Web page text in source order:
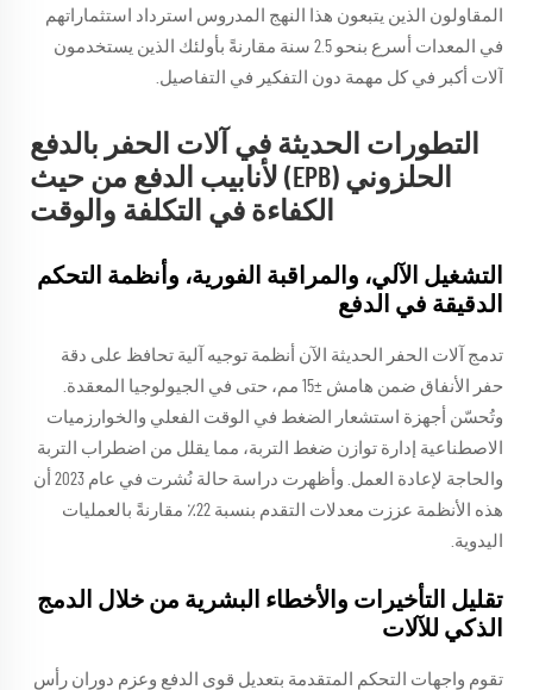
المقاولون الذين يتبعون هذا النهج المدروس استرداد استثماراتهم
في المعدات أسرع بنحو 2.5 سنة مقارنةً بأولئك الذين يستخدمون
آلات أكبر في كل مهمة دون التفكير في التفاصيل.
التطورات الحديثة في آلات الحفر بالدفع
الحلزوني (EPB) لأنابيب الدفع من حيث
الكفاءة في التكلفة والوقت
التشغيل الآلي، والمراقبة الفورية، وأنظمة التحكم
الدقيقة في الدفع
تدمج آلات الحفر الحديثة الآن أنظمة توجيه آلية تحافظ على دقة
حفر الأنفاق ضمن هامش ±15 مم، حتى في الجيولوجيا المعقدة.
وتُحسّن أجهزة استشعار الضغط في الوقت الفعلي والخوارزميات
الاصطناعية إدارة توازن ضغط التربة، مما يقلل من اضطراب التربة
والحاجة لإعادة العمل. وأظهرت دراسة حالة نُشرت في عام 2023 أن
هذه الأنظمة عززت معدلات التقدم بنسبة 22٪ مقارنةً بالعمليات
اليدوية.
تقليل التأخيرات والأخطاء البشرية من خلال الدمج
الذكي للآلات
تقوم واجهات التحكم المتقدمة بتعديل قوى الدفع وعزم دوران رأس